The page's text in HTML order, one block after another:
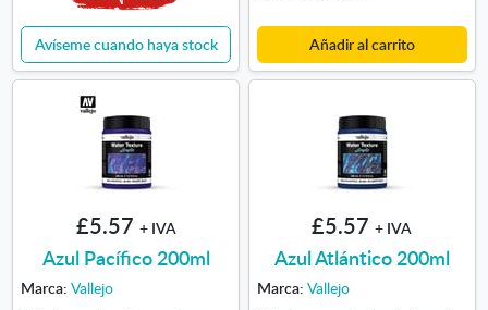
Avíseme cuando haya stock Añadir al carrito
£5.57 + IVA
Azul Pacífico 200ml
Marca: Vallejo
£5.57 + IVA
Azul Atlántico 200ml
Marca: Vallejo